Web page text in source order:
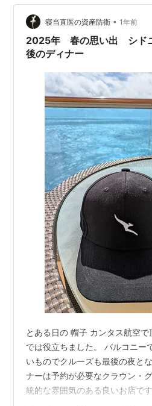
していると明るくなってきまし
で深呼吸。 名残惜しいですね。
「サバティ…
寝当直医の資産防衛 • 1年前
2025年 春の思い出 シド
後のディナー
とある日の 帽子 カンタス航空
では役立ちました。 バルコニー
いものでクルーズも最後の夜と
ナーは予約が必要なクラウン・
統的な雰囲気のある良いお店で